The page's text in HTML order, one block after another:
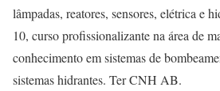
lâmpadas, reatores, sensores, elétrica e
10, curso profissionalizante na área de
conhecimento em sistemas de
sistemas hidrantes. Ter CNH AB.